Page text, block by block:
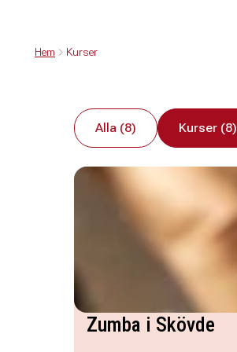
Hem Kurser
Alla (8) Kurser (8)
Zumba i Skövde